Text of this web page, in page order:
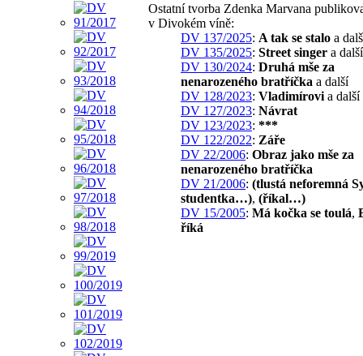
Ostatní tvorba Zdenka Marvana
v Divokém víně:
DV 137/2025: A tak se stalo a
DV 135/2025: Street singer a další
DV 130/2024: Druhá mše za
nenarozeného bratříčka a další
DV 128/2023: Vladimírovi a další
DV 127/2023: Návrat
DV 123/2023: ***
DV 122/2022: Záře
DV 22/2006: Obraz jako mše za
nenarozeného bratříčka
DV 21/2006: (tlustá neforemná
studentka…), (říkal…)
DV 15/2005: Má kočka se toulá,
říká